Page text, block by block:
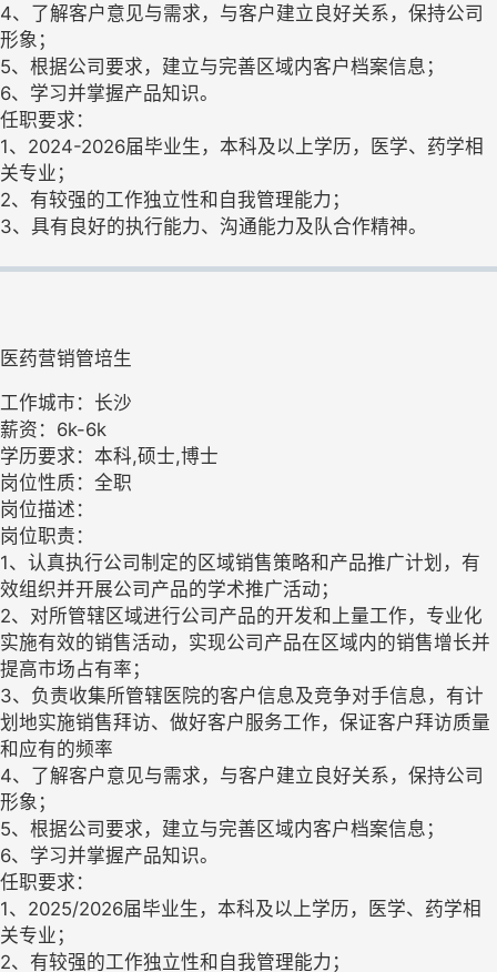
4、了解客户意见与需求，与客户建立良好关系，保持公司
形象；
5、根据公司要求，建立与完善区域内客户档案信息；
6、学习并掌握产品知识。
任职要求：
1、2024-2026届毕业生，本科及以上学历，医学、药学相
关专业；
2、有较强的工作独立性和自我管理能力；
3、具有良好的执行能力、沟通能力及队合作精神。
医药营销管培生
工作城市：长沙
薪资：6k-6k
学历要求：本科,硕士,博士
岗位性质：全职
岗位描述：
岗位职责：
1、认真执行公司制定的区域销售策略和产品推广计划，有
效组织并开展公司产品的学术推广活动；
2、对所管辖区域进行公司产品的开发和上量工作，专业化
实施有效的销售活动，实现公司产品在区域内的销售增长并
提高市场占有率；
3、负责收集所管辖医院的客户信息及竞争对手信息，有计
划地实施销售拜访、做好客户服务工作，保证客户拜访质量
和应有的频率
4、了解客户意见与需求，与客户建立良好关系，保持公司
形象；
5、根据公司要求，建立与完善区域内客户档案信息；
6、学习并掌握产品知识。
任职要求：
1、2025/2026届毕业生，本科及以上学历，医学、药学相
关专业；
2、有较强的工作独立性和自我管理能力；